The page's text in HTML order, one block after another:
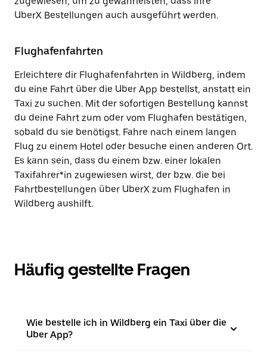
UberX Bestellungen auch ausgeführt werden.
Flughafenfahrten
Erleichtere dir Flughafenfahrten in Wildberg, indem
du eine Fahrt über die Uber App bestellst, anstatt ein
Taxi zu suchen. Mit der sofortigen Bestellung kannst
du deine Fahrt zum oder vom Flughafen bestätigen,
sobald du sie benötigst. Fahre nach einem langen
Flug zu einem Hotel oder besuche einen anderen Ort.
Es kann sein, dass du einem bzw. einer lokalen
Taxifahrer*in zugewiesen wirst, der bzw. die bei
Fahrtbestellungen über UberX zum Flughafen in
Wildberg aushilft.
Häufig gestellte Fragen
Wie bestelle ich in Wildberg ein Taxi über die
Uber App?